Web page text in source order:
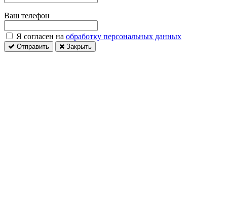
Ваш телефон
Я согласен на обработку персональных данных
Отправить Закрыть